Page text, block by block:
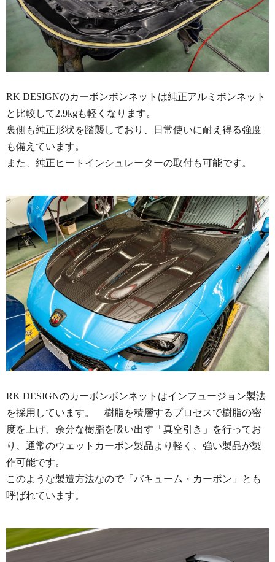
RK DESIGNのカーボンボンネットは純正アルミボンネット
と比較して2.9kgも軽くなります。
裏側も純正形状を踏襲しており、日常使いに耐え得る強度
も備えています。
また、純正ヒートインシュレーターの取付も可能です。
RK DESIGNのカーボンボンネットはインフュージョン製法
を採用しています。 樹脂を積層するプロセスで樹脂の密
度を上げ、余分な樹脂を吸い出す「真空引き」を行ってお
り、通常のウェットカーボン製品より軽く、強い製品が製
作可能です。
このような製造方法なので「バキューム・カーボン」とも
呼ばれています。